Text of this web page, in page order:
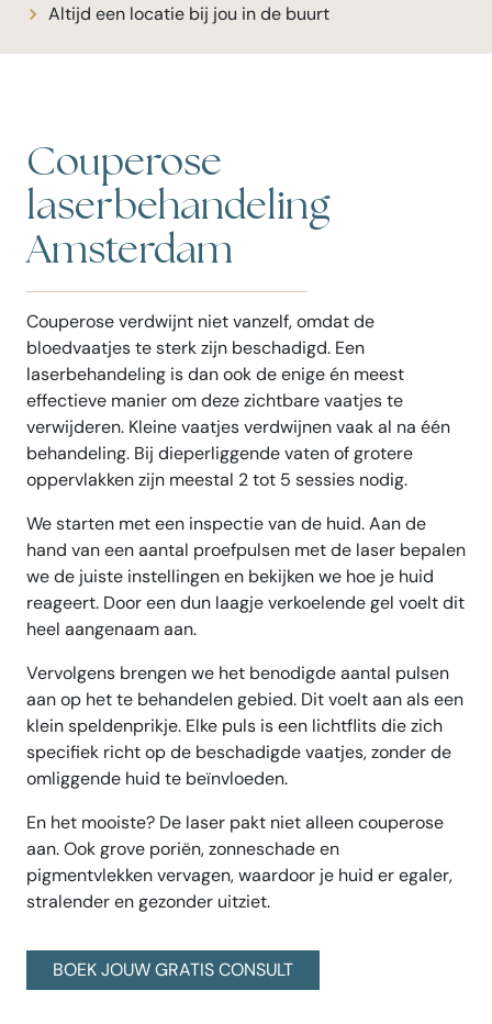
Altijd een locatie bij jou in de buurt
Couperose
laserbehandeling
Amsterdam
Couperose verdwijnt niet vanzelf, omdat de
bloedvaatjes te sterk zijn beschadigd. Een
laserbehandeling is dan ook de enige én meest
effectieve manier om deze zichtbare vaatjes te
verwijderen. Kleine vaatjes verdwijnen vaak al na één
behandeling. Bij dieperliggende vaten of grotere
oppervlakken zijn meestal 2 tot 5 sessies nodig.
We starten met een inspectie van de huid. Aan de
hand van een aantal proefpulsen met de laser bepalen
we de juiste instellingen en bekijken we hoe je huid
reageert. Door een dun laagje verkoelende gel voelt dit
heel aangenaam aan.
Vervolgens brengen we het benodigde aantal pulsen
aan op het te behandelen gebied. Dit voelt aan als een
klein speldenprikje. Elke puls is een lichtflits die zich
specifiek richt op de beschadigde vaatjes, zonder de
omliggende huid te beïnvloeden.
En het mooiste? De laser pakt niet alleen couperose
aan. Ook grove poriën, zonneschade en
pigmentvlekken vervagen, waardoor je huid er egaler,
stralender en gezonder uitziet.
BOEK JOUW GRATIS CONSULT